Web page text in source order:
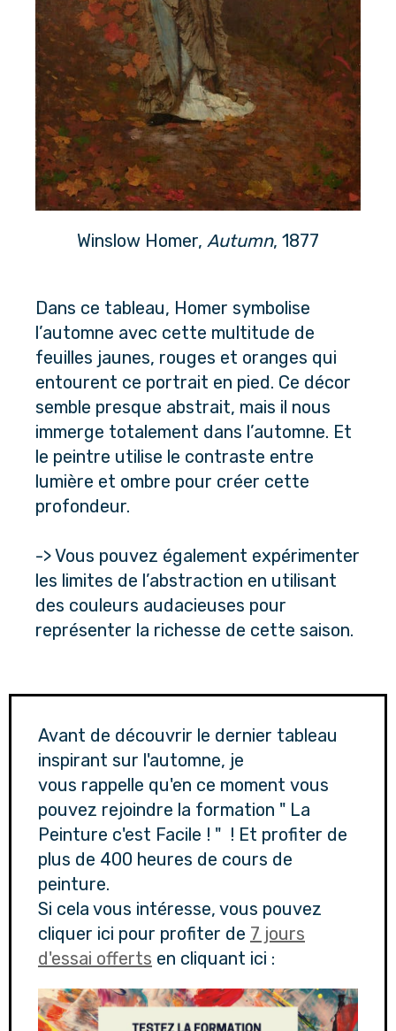
Winslow Homer, Autumn, 1877
Dans ce tableau, Homer symbolise
l’automne avec cette multitude de
feuilles jaunes, rouges et oranges qui
entourent ce portrait en pied. Ce décor
semble presque abstrait, mais il nous
immerge totalement dans l’automne. Et
le peintre utilise le contraste entre
lumière et ombre pour créer cette
profondeur.
-> Vous pouvez également expérimenter
les limites de l’abstraction en utilisant
des couleurs audacieuses pour
représenter la richesse de cette saison.
Avant de découvrir le dernier tableau
inspirant sur l'automne, je
vous rappelle qu'en ce moment vous
pouvez rejoindre la formation " La
Peinture c'est Facile ! " ! Et profiter de
plus de 400 heures de cours de
peinture.
Si cela vous intéresse, vous pouvez
cliquer ici pour profiter de 7 jours
d'essai offerts en cliquant ici :